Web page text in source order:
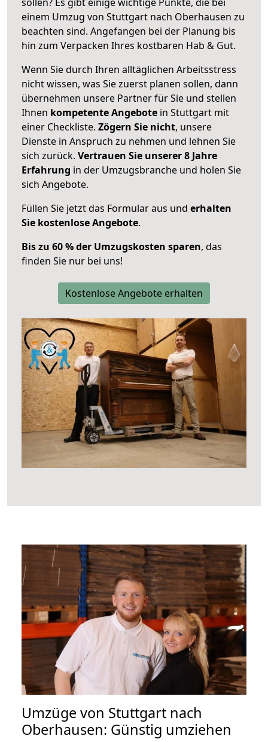
einem Umzug von Stuttgart nach Oberhausen zu
beachten sind. Angefangen bei der Planung bis
hin zum Verpacken Ihres kostbaren Hab & Gut.
Wenn Sie durch Ihren alltäglichen Arbeitsstress
nicht wissen, was Sie zuerst planen sollen, dann
übernehmen unsere Partner für Sie und stellen
Ihnen kompetente Angebote in Stuttgart mit
einer Checkliste. Zögern Sie nicht, unsere
Dienste in Anspruch zu nehmen und lehnen Sie
sich zurück. Vertrauen Sie unserer 8 Jahre
Erfahrung in der Umzugsbranche und holen Sie
sich Angebote.
Füllen Sie jetzt das Formular aus und erhalten
Sie kostenlose Angebote.
Bis zu 60 % der Umzugskosten sparen, das
finden Sie nur bei uns!
Kostenlose Angebote erhalten
Umzüge von Stuttgart nach
Oberhausen: Günstig umziehen